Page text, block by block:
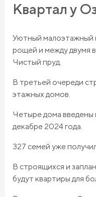
Квартал у
Уютный малоэтажный
рощей и между двумя
Чистый пруд.
В третьей очереди
этажных домов.
Четыре дома введены
декабре 2024 года.
327 семей уже
В строящихся и
будут квартиры для